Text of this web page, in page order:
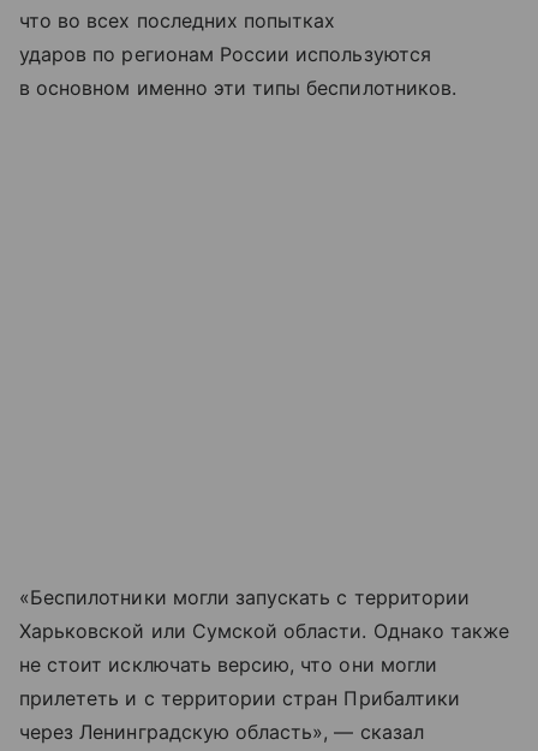
что во всех последних попытках
ударов по регионам России используются
в основном именно эти типы беспилотников.
«Беспилотники могли запускать с территории
Харьковской или Сумской области. Однако также
не стоит исключать версию, что они могли
прилететь и с территории стран Прибалтики
через Ленинградскую область», — сказал